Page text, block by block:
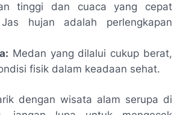
tinggi dan cuaca yang cepat
hujan adalah perlengkapan
Medan yang dilalui cukup berat,
fisik dalam keadaan sehat.
dengan wisata alam serupa di